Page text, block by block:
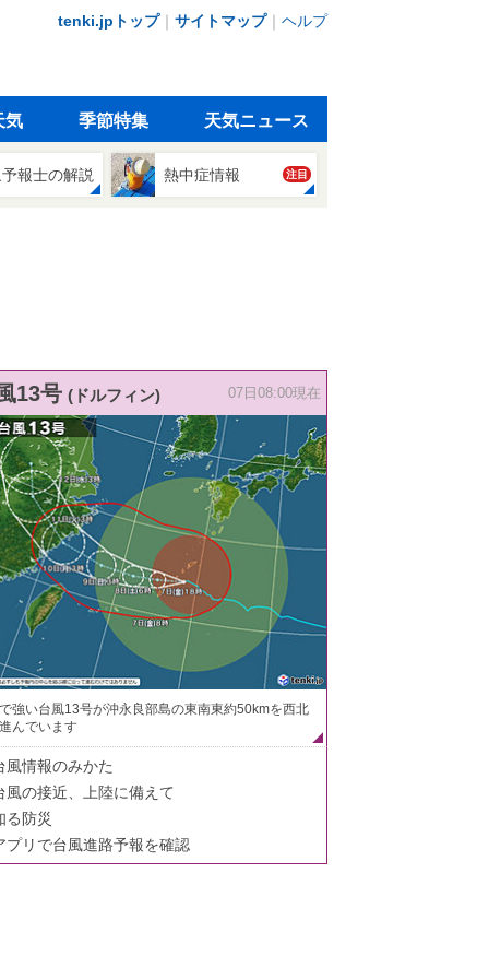
tenki.jpトップ｜ サイトマップ｜ ヘルプ
気 季節特集 天気ニュース
報士の解説 熱中症情報 注目
13号 (ドルフィン) 07日08:00現在
強い台風13号が沖永良部島の東南東約50kmを西北
んでいます
風情報のみかた
風の接近、上陸に備えて
る防災
プリで台風進路予報を確認